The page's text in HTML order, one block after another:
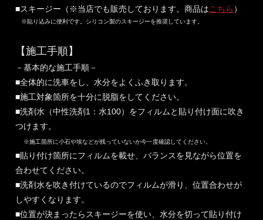
■スキージー（※当店でも販売しております。商品はこちら ）
※貼り込みに便利です。シリコン製のスキージーを推奨しています。
【施工手順】
－基本的な施工手順－
■全体的に洗車をし、水分をよくふき取ります。
■施工対象箇所を十分に脱脂をしてください。
■洗剤水（中性洗剤1：水100）をフィルムと貼り付け面に吹き
つけます。
※施工箇所に小石や埃などが残っていないか今一度確認してください。
■貼り付け箇所にフィルムを載せ、バランスを見ながら位置を
合わせてください。
■洗剤水を吹き付けているのでフィルムが滑り、位置合わせが
しやすくなります。
■位置が決まったらスキージーを使い、水分を切って貼り付け